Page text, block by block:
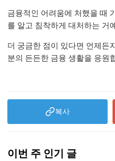
금융적인 어려움에 처했을 때
를 알고 침착하게 대처하는 거
더 궁금한 점이 있다면 언제든
분의 든든한 금융 생활을 응원
복사
이번 주 인기 글